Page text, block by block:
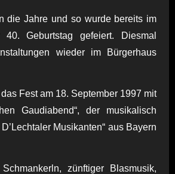
die Jahre und so wurde bereits im
Geburtstag gefeiert. Diesmal
wieder im Bürgerhaus
Fest am 18. September 1997 mit
Gaudiabend“, der musikalisch
Musikanten“ aus Bayern
zünftiger Blasmusik,